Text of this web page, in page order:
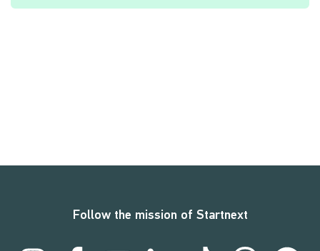
Follow the mission of Startnext